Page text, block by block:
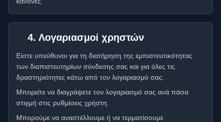
4. Λογαριασμοί χρηστών
Είστε υπεύθυνοι για τη διατήρηση της εμπιστευτικότητας
των διαπιστευτηρίων σύνδεσης σας και για όλες τις
δραστηριότητες κάτω από τον λογαριασμό σας.
Μπορείτε να διαγράψετε τον λογαριασμό σας ανά πάσα
στιγμή στις ρυθμίσεις χρήστη.
Μπορούμε να αναστέλλουμε ή να τερματίσουμε